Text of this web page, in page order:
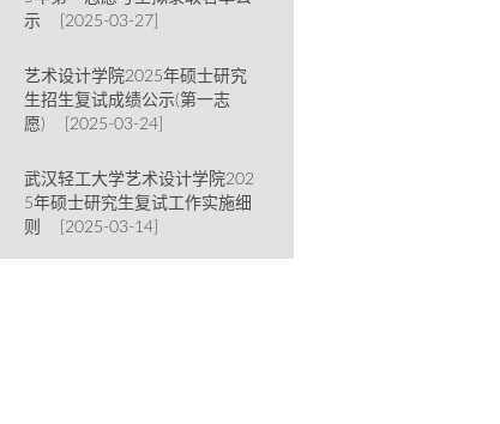
示 [2025-03-27]
艺术设计学院2025年硕士研究
生招生复试成绩公示(第一志
愿) [2025-03-24]
武汉轻工大学艺术设计学院202
5年硕士研究生复试工作实施细
则 [2025-03-14]